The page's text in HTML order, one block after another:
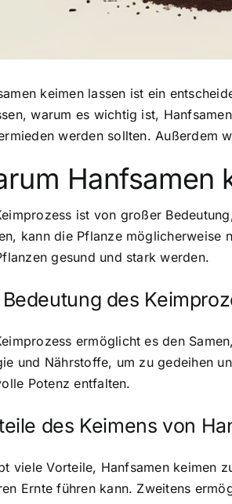
keimen lassen ist ein
warum es wichtig ist,
werden sollten. Außerdem
Hanfsamen
ist von großer
kann die Pflanze möglicherweise
gesund und stark werden.
Bedeutung des
ermöglicht es den
und Nährstoffe, um zu gedeihen
Potenz entfalten.
des Keimens von
viele Vorteile, Hanfsamen keimen
Ernte führen kann. Zweitens